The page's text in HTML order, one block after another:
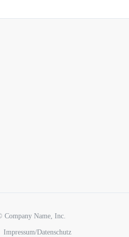
Name, Inc.
Impressum/Datenschutz